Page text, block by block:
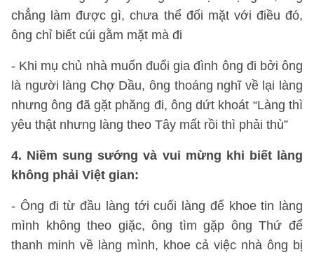
chẳng làm được gì, chưa thể đối mặt với điều đó,
ông chỉ biết cúi gằm mặt mà đi
- Khi mụ chủ nhà muốn đuổi gia đình ông đi bởi ông
là người làng Chợ Dầu, ông thoáng nghĩ về lại làng
nhưng ông đã gặt phăng đi, ông dứt khoát “Làng thì
yêu thật nhưng làng theo Tây mất rồi thì phải thù”
4. Niềm sung sướng và vui mừng khi biết làng
không phải Việt gian:
- Ông đi từ đầu làng tới cuối làng để khoe tin làng
mình không theo giặc, ông tìm gặp ông Thứ để
thanh minh về làng mình, khoe cả việc nhà ông bị